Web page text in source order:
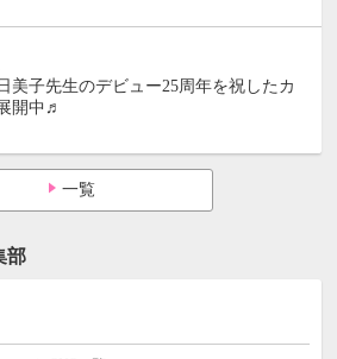
美子先生のデビュー25周年を祝したカ
開中♬
一覧
部